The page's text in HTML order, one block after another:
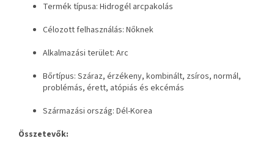
Termék típusa: Hidrogél arcpakolás
Célozott felhasználás: Nőknek
Alkalmazási terület: Arc
Bőrtípus: Száraz, érzékeny, kombinált, zsíros, normál,
problémás, érett, atópiás és ekcémás
Származási ország: Dél-Korea
Összetevők: